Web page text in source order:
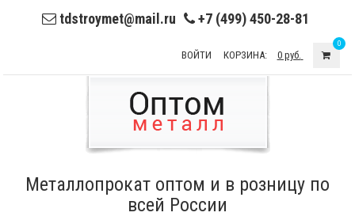
tdstroymet@mail.ru +7 (499) 450-28-81
ВОЙТИ КОРЗИНА: 0 руб.
0
Металлопрокат оптом и в розницу по
всей России